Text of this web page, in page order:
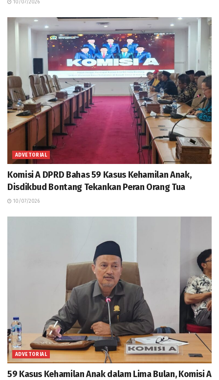
10/07/2026
ADVETORIAL
Komisi A DPRD Bahas 59 Kasus Kehamilan Anak,
Disdikbud Bontang Tekankan Peran Orang Tua
10/07/2026
ADVETORIAL
59 Kasus Kehamilan Anak dalam Lima Bulan, Komisi A